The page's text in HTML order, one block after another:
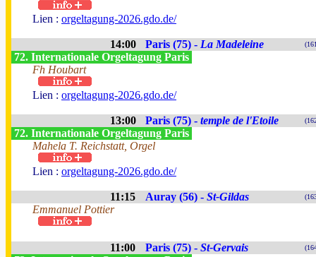
Lien : orgeltagung-2026.gdo.de/
14:00 Paris (75) - La Madeleine
72. Internationale Orgeltagung Paris
Fh Houbart
Lien : orgeltagung-2026.gdo.de/
13:00 Paris (75) - temple de l'Etoile
72. Internationale Orgeltagung Paris
Mahela T. Reichstatt, Orgel
Lien : orgeltagung-2026.gdo.de/
11:15 Auray (56) - St-Gildas
Emmanuel Pottier
11:00 Paris (75) - St-Gervais